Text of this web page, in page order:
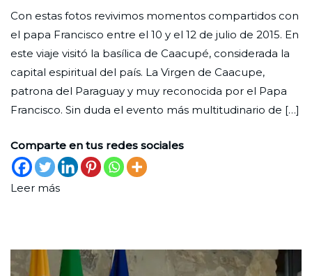
Ciudad
Nueva
30
de
abril
de
2025
Sin
categoría,
Una
Foto
con
Con estas fotos revivimos momentos compartidos con
el papa Francisco entre el 10 y el 12 de julio de 2015. En
este viaje visitó la basílica de Caacupé, considerada la
capital espiritual del país. La Virgen de Caacupe,
patrona del Paraguay y muy reconocida por el Papa
Francisco. Sin duda el evento más multitudinario de […]
Comparte en tus redes sociales
Leer más